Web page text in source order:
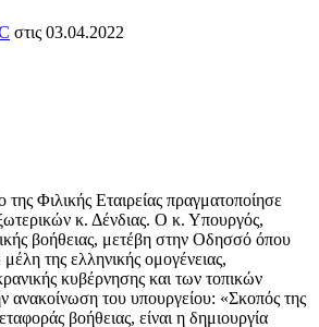
στις 03.04.2022
Φιλικής Εταιρείας πραγματοποίησε
κ. Δένδιας. Ο κ. Υπουργός,
βοήθειας, μετέβη στην Οδησσό όπου
της ελληνικής ομογένειας,
κυβέρνησης και των τοπικών
του υπουργείου: «Σκοπός της
βοήθειας, είναι η δημιουργία